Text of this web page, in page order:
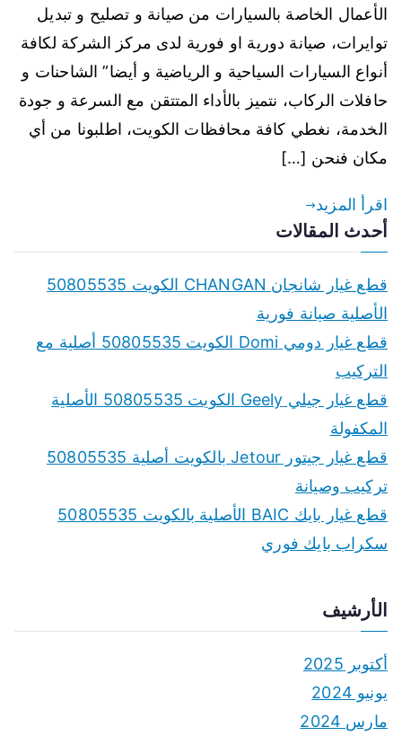
الأعمال الخاصة بالسيارات من صيانة و تصليح و تبديل
توايرات، صيانة دورية او فورية لدى مركز الشركة لكافة
أنواع السيارات السياحية و الرياضية و أيضا” الشاحنات و
حافلات الركاب، نتميز بالأداء المتتقن مع السرعة و جودة
الخدمة، نغطي كافة محافظات الكويت، اطلبونا من أي
مكان فنحن […]
اقرأ المزيد
أحدث المقالات
قطع غيار شانجان CHANGAN الكويت 50805535
الأصلية صيانة فورية
قطع غيار دومي Domi الكويت 50805535 أصلية مع
التركيب
قطع غيار جيلي Geely الكويت 50805535 الأصلية
المكفولة
قطع غيار جيتور Jetour بالكويت أصلية 50805535
تركيب وصيانة
قطع غيار بايك BAIC الأصلية بالكويت 50805535
سكراب بايك فوري
الأرشيف
أكتوبر 2025
يونيو 2024
مارس 2024